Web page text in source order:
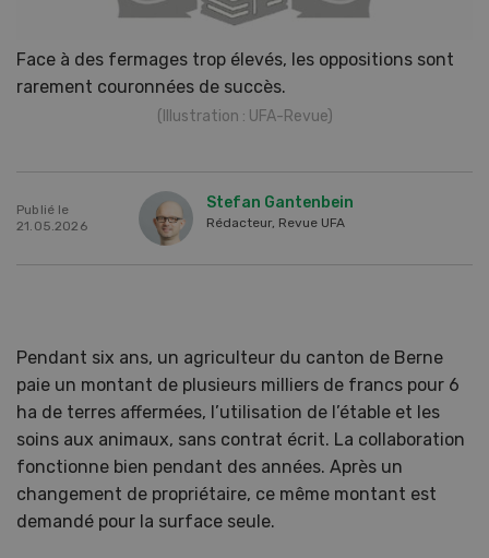
Face à des fermages trop élevés, les oppositions sont
rarement couronnées de succès.
(Illustration : UFA-Revue)
Publié le
21.05.2026
Stefan Gantenbein
Rédacteur, Revue UFA
Pendant six ans, un agriculteur du canton de Berne
paie un montant de plusieurs milliers de francs pour 6
ha de terres affermées, l’utilisation de l’étable et les
soins aux animaux, sans contrat écrit. La collaboration
fonctionne bien pendant des années. Après un
changement de propriétaire, ce même montant est
demandé pour la surface seule.